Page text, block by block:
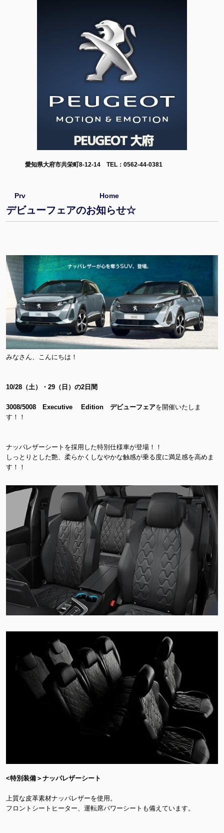
愛知県大府市共栄町8-12-14 TEL：0562-44-0381
Prv Home
デビューフェアのお知らせ☆
みなさん、こんにちは！
10/28（土）・29（日）の2日間
3008/5008 Executive Edition デビューフェアを開催いたしま
す！！
ナッパレザーシートを採用した特別仕様車が登場！！
しっとりとした艶、柔らかくしなやかな触感が乗る度に満足感を高めま
す！！
<特別装備＞ナッパレザーシート
上質な皮革素材ナッパレザーを使用。
フロントシートヒーター、運転席パワーシートも備えています。